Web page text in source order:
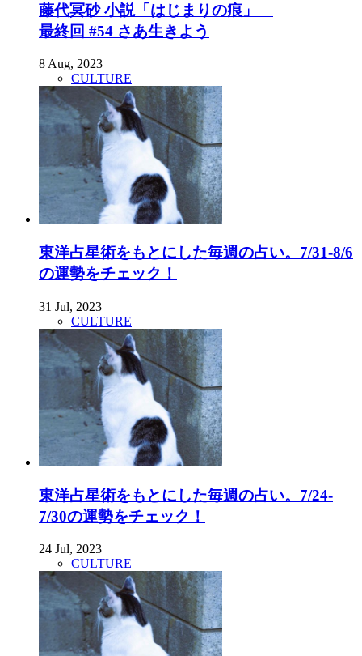
藤代冥砂 小説「はじまりの痕」
最終回 #54 さあ生きよう
8 Aug, 2023
CULTURE
東洋占星術をもとにした毎週の占い。7/31-8/6
の運勢をチェック！
31 Jul, 2023
CULTURE
東洋占星術をもとにした毎週の占い。7/24-
7/30の運勢をチェック！
24 Jul, 2023
CULTURE